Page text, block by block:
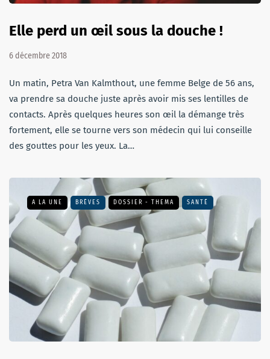
Elle perd un œil sous la douche !
6 décembre 2018
Un matin, Petra Van Kalmthout, une femme Belge de 56 ans,
va prendre sa douche juste après avoir mis ses lentilles de
contacts. Après quelques heures son œil la démange très
fortement, elle se tourne vers son médecin qui lui conseille
des gouttes pour les yeux. La…
A LA UNE BRÈVES DOSSIER - THEMA SANTÉ